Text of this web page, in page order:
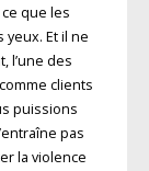
que les
Et il ne
l’une des
clients
puissions
pas
la violence